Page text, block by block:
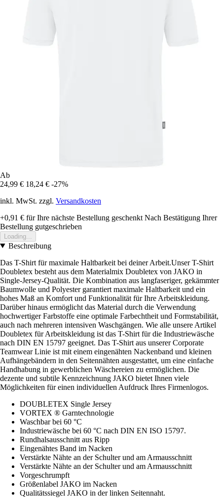
Ab
24,99 € 18,24 € -27%
inkl. MwSt. zzgl. Versandkosten
+0,91 € für Ihre nächste Bestellung geschenkt Nach Bestätigung Ihrer
Bestellung gutgeschrieben
Loading...
Beschreibung
Das T-Shirt für maximale Haltbarkeit bei deiner Arbeit.Unser T-Shirt
Doubletex besteht aus dem Materialmix Doubletex von JAKO in
Single-Jersey-Qualität. Die Kombination aus langfaseriger, gekämmter
Baumwolle und Polyester garantiert maximale Haltbarkeit und ein
hohes Maß an Komfort und Funktionalität für Ihre Arbeitskleidung.
Darüber hinaus ermöglicht das Material durch die Verwendung
hochwertiger Farbstoffe eine optimale Farbechtheit und Formstabilität,
auch nach mehreren intensiven Waschgängen. Wie alle unsere Artikel
Doubletex für Arbeitskleidung ist das T-Shirt für die Industriewäsche
nach DIN EN 15797 geeignet. Das T-Shirt aus unserer Corporate
Teamwear Linie ist mit einem eingenähten Nackenband und kleinen
Aufhängebändern in den Seitennähten ausgestattet, um eine einfache
Handhabung in gewerblichen Wäschereien zu ermöglichen. Die
dezente und subtile Kennzeichnung JAKO bietet Ihnen viele
Möglichkeiten für einen individuellen Aufdruck Ihres Firmenlogos.
DOUBLETEX Single Jersey
VORTEX ® Garntechnologie
Waschbar bei 60 °C
Industriewäsche bei 60 °C nach DIN EN ISO 15797.
Rundhalsausschnitt aus Ripp
Eingenähtes Band im Nacken
Verstärkte Nähte an der Schulter und am Armausschnitt
Verstärkte Nähte an der Schulter und am Armausschnitt
Vorgeschrumpft
Größenlabel JAKO im Nacken
Qualitätssiegel JAKO in der linken Seitennaht.